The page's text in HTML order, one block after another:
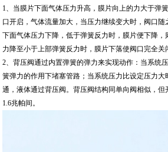
1、当膜片下面气体压力升高，膜片向上的力大于弹
口开启，气体流量加大，当压力继续变大时，阀口
下面气体压力下降，低于弹簧反力时，膜片便下降
力降至小于上部弹簧反力时，膜片下落使阀口完全关
2、背压阀通过内置弹簧的弹力来实现动作：当系统
簧弹力的作用下堵塞管路；当系统压力比设定压力
通，液体通过背压阀。背压阀结构同单向阀相似，但
1.6兆帕间。